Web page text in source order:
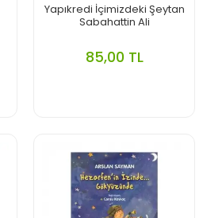
Yapıkredi İçimizdeki Şeytan
Sabahattin Ali
85,00 TL